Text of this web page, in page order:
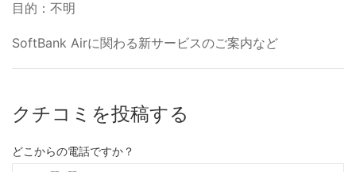
目的：不明
SoftBank Airに関わる新サービスのご案内など
クチコミを投稿する
どこからの電話ですか？